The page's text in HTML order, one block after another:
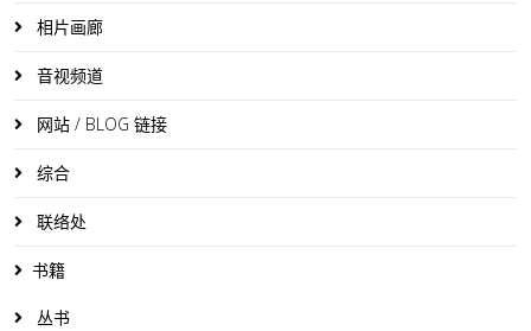
相片画廊
音视频道
网站 / BLOG 链接
综合
联络处
书籍
丛书